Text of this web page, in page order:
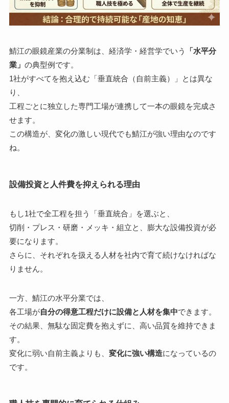
鯖江の眼鏡産業の分業制は、経済学・経営学でいう
「水平分
業」 の典型例です。
1社がすべてを抱え込む「垂直統合（自前主義）」とは異な
り、
工程ごとに独立した専門工場が連携して一本の眼鏡を完成さ
せます。
この構造が、変化の激しい現代でも鯖江が強い理由なのです
ね。
設備投資と人件費を抑えられる理由
もし1社で全工程を担う「垂直統合」を選ぶと、
切削・プレス・研磨・メッキ・組立と、膨大な設備投資が必
要になります。
さらに、それぞれを扱える人材を社内で育て続けなければな
りません。
一方、鯖江の水平分業では、
各工場が自分の得意工程だけに設備と人材を集中できます。
その結果、無駄な固定費を抱えずに、高い品質を維持できま
す。
変化に弱い自前主義よりも、 変化に強い構造になっているの
です。